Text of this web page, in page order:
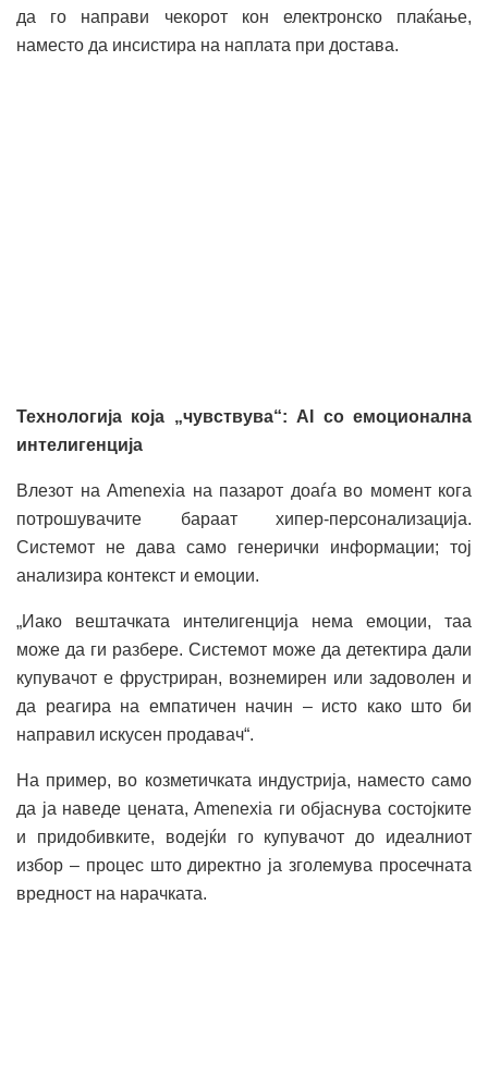
да го направи чекорот кон електронско плаќање,
наместо да инсистира на наплата при достава.
Технологија која „чувствува“: AI со емоционална
интелигенција
Влезот на Amenexia на пазарот доаѓа во момент кога
потрошувачите бараат хипер-персонализација.
Системот не дава само генерички информации; тој
анализира контекст и емоции.
„Иако вештачката интелигенција нема емоции, таа
може да ги разбере. Системот може да детектира дали
купувачот е фрустриран, вознемирен или задоволен и
да реагира на емпатичен начин – исто како што би
направил искусен продавач“.
На пример, во козметичката индустрија, наместо само
да ја наведе цената, Amenexia ги објаснува состојките
и придобивките, водејќи го купувачот до идеалниот
избор – процес што директно ја зголемува просечната
вредност на нарачката.